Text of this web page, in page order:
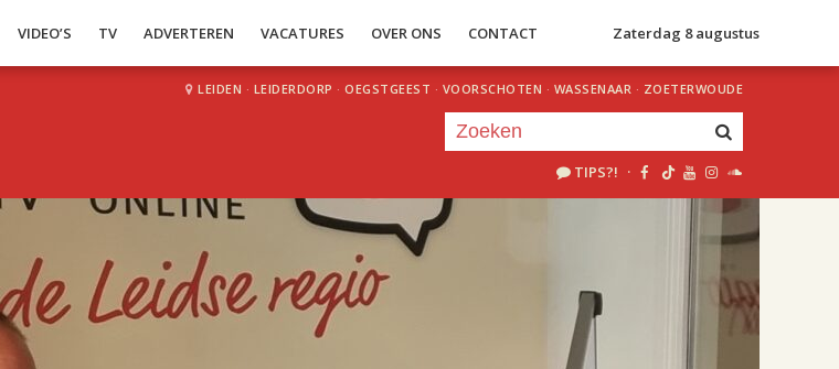
VIDEO’S TV ADVERTEREN VACATURES OVER ONS CONTACT Zaterdag 8 augustus
LEIDEN · LEIDERDORP · OEGSTGEEST · VOORSCHOTEN · WASSENAAR · ZOETERWOUDE
TIPS?! ·
uur 1 van 2
Volgend uur